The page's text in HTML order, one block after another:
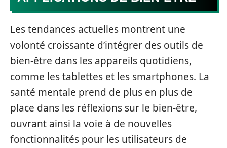
Les tendances actuelles montrent une
volonté croissante d’intégrer des outils de
bien-être dans les appareils quotidiens,
comme les tablettes et les smartphones. La
santé mentale prend de plus en plus de
place dans les réflexions sur le bien-être,
ouvrant ainsi la voie à de nouvelles
fonctionnalités pour les utilisateurs de